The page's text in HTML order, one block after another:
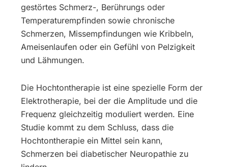
gestörtes Schmerz-, Berührungs oder
Temperaturempfinden sowie chronische
Schmerzen, Missempfindungen wie Kribbeln,
Ameisenlaufen oder ein Gefühl von Pelzigkeit
und Lähmungen.
Die Hochtontherapie ist eine spezielle Form der
Elektrotherapie, bei der die Amplitude und die
Frequenz gleichzeitig moduliert werden. Eine
Studie kommt zu dem Schluss, dass die
Hochtontherapie ein Mittel sein kann,
Schmerzen bei diabetischer Neuropathie zu